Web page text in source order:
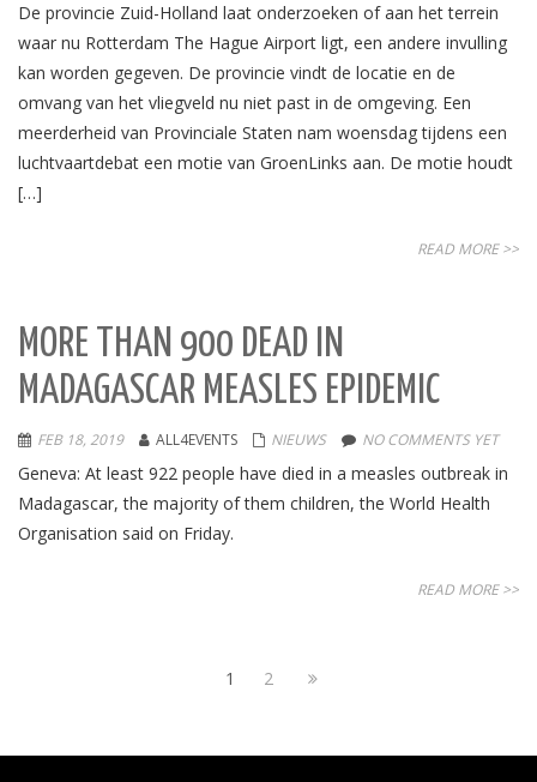
De provincie Zuid-Holland laat onderzoeken of aan het terrein
waar nu Rotterdam The Hague Airport ligt, een andere invulling
kan worden gegeven. De provincie vindt de locatie en de
omvang van het vliegveld nu niet past in de omgeving. Een
meerderheid van Provinciale Staten nam woensdag tijdens een
luchtvaartdebat een motie van GroenLinks aan. De motie houdt
[…]
READ MORE >>
MORE THAN 900 DEAD IN
MADAGASCAR MEASLES EPIDEMIC
FEB 18, 2019 ALL4EVENTS NIEUWS NO COMMENTS YET
Geneva: At least 922 people have died in a measles outbreak in
Madagascar, the majority of them children, the World Health
Organisation said on Friday.
READ MORE >>
1 2